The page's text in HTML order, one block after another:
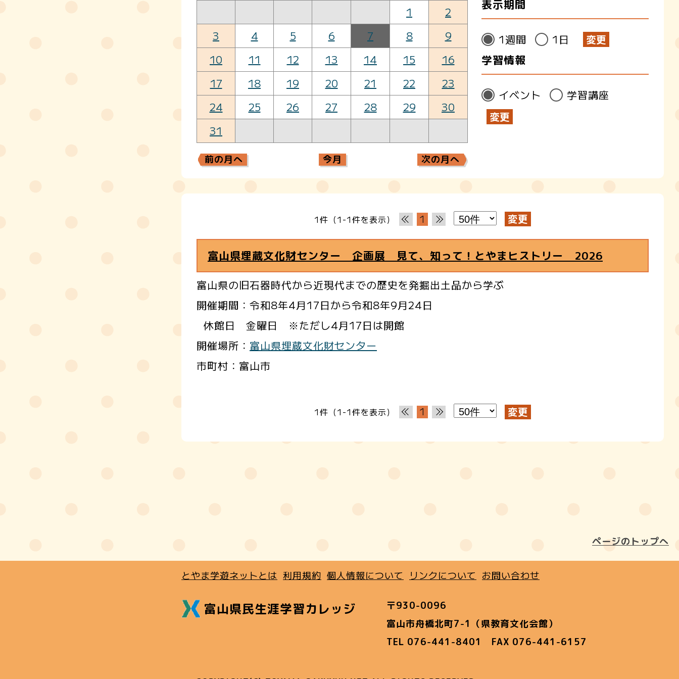
1
2
3
4 5 6 7 8
9
10
11 12 13 14 15
16
17
18 19 20 21 22
23
24
25 26 27 28 29
30
31
前の月へ 今月 次の月へ
表示期間
1週間 1日
学習情報
イベント 学習講座
1件（1-1件を表示） 1
富山県埋蔵文化財センター 企画展 見て、知って！とやまヒストリー 2026
富山県の旧石器時代から近現代までの歴史を発掘出土品から学ぶ
開催期間：令和8年4月17日から令和8年9月24日
休館日 金曜日 ※ただし4月17日は開館
開催場所： 富山県埋蔵文化財センター
市町村：富山市
1件（1-1件を表示） 1
ページのトップへ
とやま学遊ネットとは 利用規約 個人情報について リンクについて お問い合わせ
富山県民生涯学習カレッジ
〒930-0096
富山市舟橋北町7-1（県教育文化会館）
TEL 076-441-8401 FAX 076-441-6157